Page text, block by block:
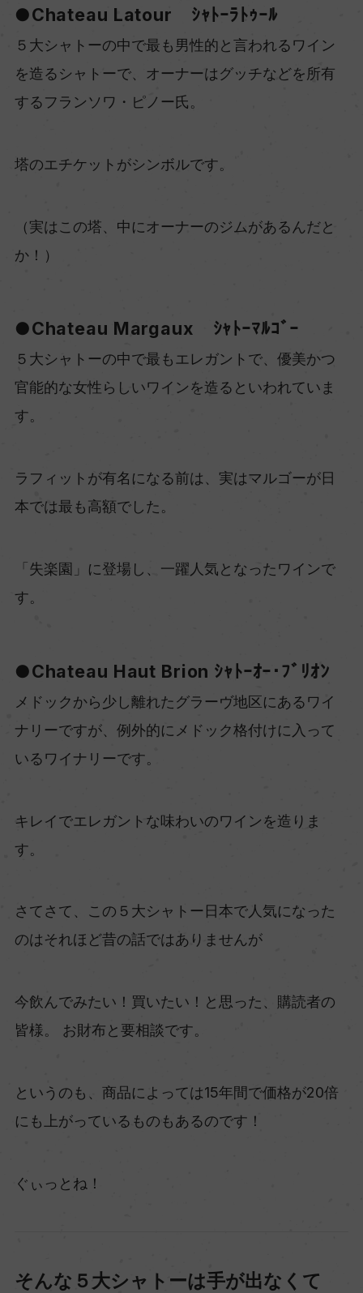
●Chateau Latour ｼｬﾄｰﾗﾄｩｰﾙ
５大シャトーの中で最も男性的と言われるワイン
を造るシャトーで、オーナーはグッチなどを所有
するフランソワ・ピノー氏。
塔のエチケットがシンボルです。
（実はこの塔、中にオーナーのジムがあるんだと
か！）
●Chateau Margaux ｼｬﾄｰﾏﾙｺﾞｰ
５大シャトーの中で最もエレガントで、優美かつ
官能的な女性らしいワインを造るといわれていま
す。
ラフィットが有名になる前は、実はマルゴーが日
本では最も高額でした。
「失楽園」に登場し、一躍人気となったワインで
す。
●Chateau Haut Brion ｼｬﾄｰｵｰ･ﾌﾞﾘｵﾝ
メドックから少し離れたグラーヴ地区にあるワイ
ナリーですが、例外的にメドック格付けに入って
いるワイナリーです。
キレイでエレガントな味わいのワインを造りま
す。
さてさて、この５大シャトー日本で人気になった
のはそれほど昔の話ではありませんが
今飲んでみたい！買いたい！と思った、購読者の
皆様。 お財布と要相談です。
というのも、商品によっては15年間で価格が20倍
にも上がっているものもあるのです！
ぐぃっとね！
そんな５大シャトーは手が出なくて